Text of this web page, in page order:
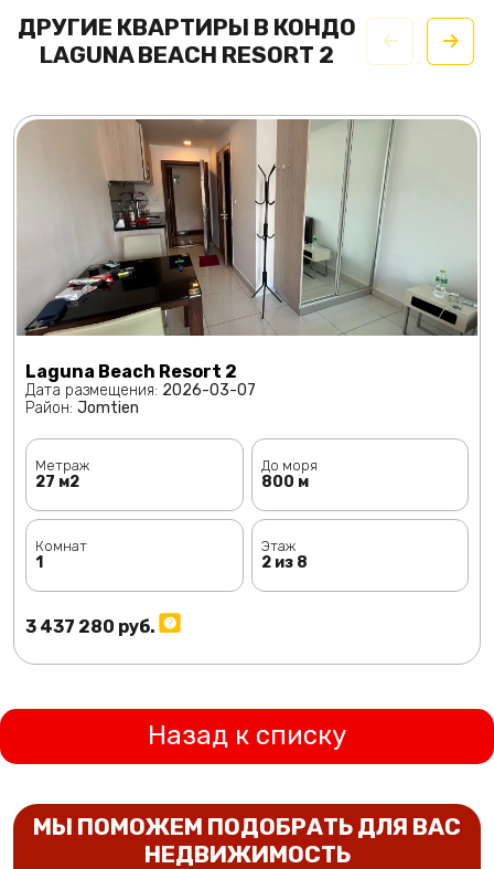
ДРУГИЕ КВАРТИРЫ В КОНДО
LAGUNA BEACH RESORT 2
Laguna Beach Resort 2
Дата размещения: 2026-03-07
Район: Jomtien
Метраж
27 м2
До моря
800 м
Комнат
1
Этаж
2 из 8
3 437 280 руб.
Назад к списку
МЫ ПОМОЖЕМ ПОДОБРАТЬ ДЛЯ ВАС
НЕДВИЖИМОСТЬ